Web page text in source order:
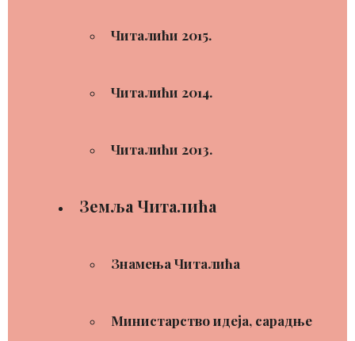
Читалићи 2015.
Читалићи 2014.
Читалићи 2013.
Земља Читалића
Знамења Читалића
Министарство идеја, сарадње